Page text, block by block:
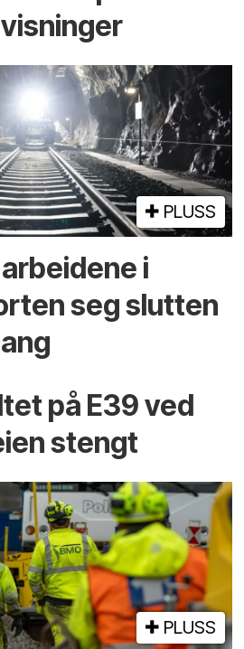
PLUSS
i
seg slutten
på E39 ved
stengt
PLUSS